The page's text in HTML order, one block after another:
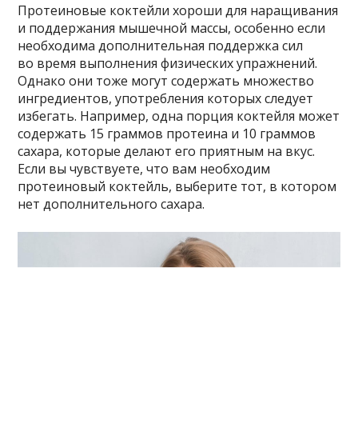
Протеиновые коктейли хороши для наращивания
и поддержания мышечной массы, особенно если
необходима дополнительная поддержка сил
во время выполнения физических упражнений.
Однако они тоже могут содержать множество
ингредиентов, употребления которых следует
избегать. Например, одна порция коктейля может
содержать 15 граммов протеина и 10 граммов
сахара, которые делают его приятным на вкус.
Если вы чувствуете, что вам необходим
протеиновый коктейль, выберите тот, в котором
нет дополнительного сахара.